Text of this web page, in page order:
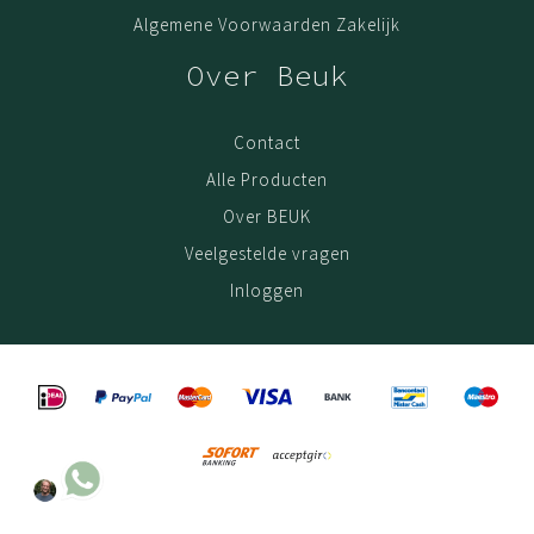
Algemene Voorwaarden Zakelijk
Over Beuk
Contact
Alle Producten
Over BEUK
Veelgestelde vragen
Inloggen